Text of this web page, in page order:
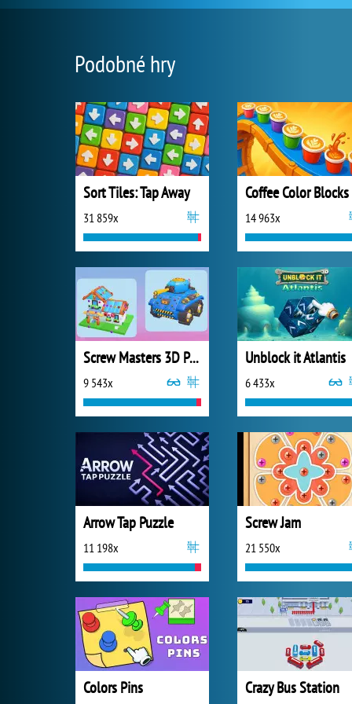
Podobné hry
Sort Tiles: Tap Away
31 859x
Coffee Color Blocks
14 963x
Screw Masters 3D Puzzle
9 543x
Unblock it Atlantis
6 433x
Arrow Tap Puzzle
11 198x
Screw Jam
21 550x
Colors Pins Crazy Bus Station